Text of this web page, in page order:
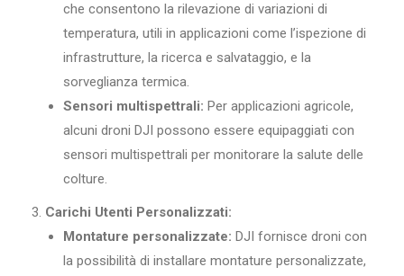
che consentono la rilevazione di variazioni di
temperatura, utili in applicazioni come l’ispezione di
infrastrutture, la ricerca e salvataggio, e la
sorveglianza termica.
Sensori multispettrali: Per applicazioni agricole,
alcuni droni DJI possono essere equipaggiati con
sensori multispettrali per monitorare la salute delle
colture.
Carichi Utenti Personalizzati:
Montature personalizzate: DJI fornisce droni con
la possibilità di installare montature personalizzate,